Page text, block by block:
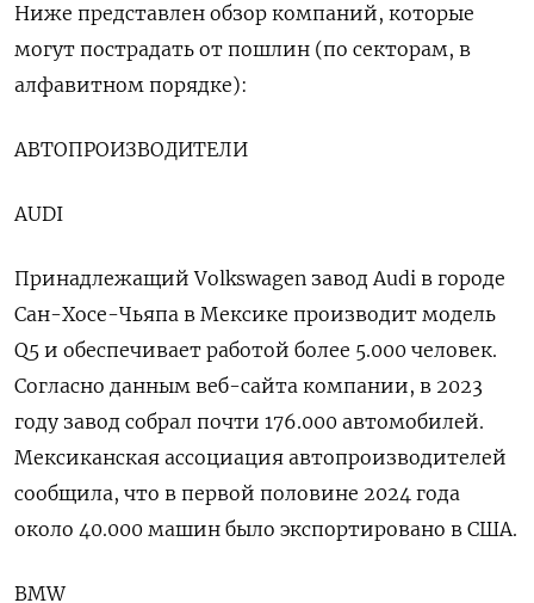
Ниже представлен обзор компаний, которые
могут пострадать от пошлин (по секторам, в
алфавитном порядке):
АВТОПРОИЗВОДИТЕЛИ
AUDI
Принадлежащий Volkswagen завод Audi в городе
Сан-Хосе-Чьяпа в Мексике производит модель
Q5 и обеспечивает работой более 5.000 человек.
Согласно данным веб-сайта компании, в 2023
году завод собрал почти 176.000 автомобилей.
Мексиканская ассоциация автопроизводителей
сообщила, что в первой половине 2024 года
около 40.000 машин было экспортировано в США.
BMW